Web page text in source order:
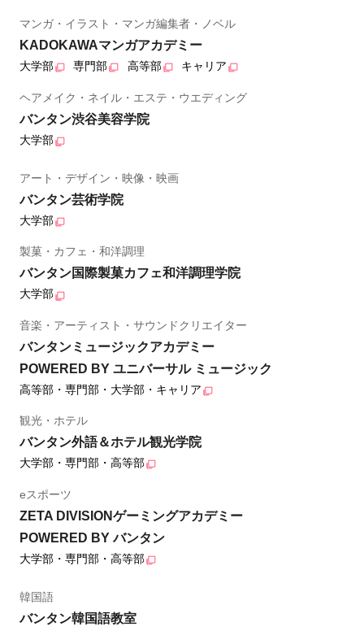
マンガ・イラスト・マンガ編集者・ノベル
KADOKAWAマンガアカデミー
大学部 専門部 高等部 キャリア
ヘアメイク・ネイル・エステ・ウエディング
バンタン渋谷美容学院
大学部
アート・デザイン・映像・映画
バンタン芸術学院
大学部
製菓・カフェ・和洋調理
バンタン国際製菓カフェ和洋調理学院
大学部
音楽・アーティスト・サウンドクリエイター
バンタンミュージックアカデミー
POWERED BY ユニバーサル ミュージック
高等部・専門部・大学部・キャリア
観光・ホテル
バンタン外語＆ホテル観光学院
大学部・専門部・高等部
eスポーツ
ZETA DIVISIONゲーミングアカデミー
POWERED BY バンタン
大学部・専門部・高等部
韓国語
バンタン韓国語教室